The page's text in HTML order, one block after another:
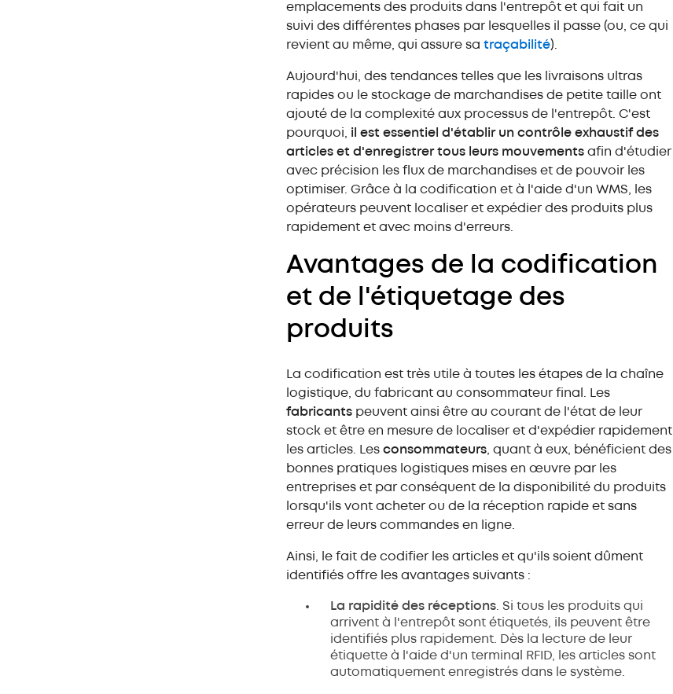
emplacements des produits dans l'entrepôt et qui fait un
suivi des différentes phases par lesquelles il passe (ou, ce qui
revient au même, qui assure sa traçabilité).
Aujourd'hui, des tendances telles que les livraisons ultras
rapides ou le stockage de marchandises de petite taille ont
ajouté de la complexité aux processus de l'entrepôt. C'est
pourquoi, il est essentiel d'établir un contrôle exhaustif des
articles et d'enregistrer tous leurs mouvements afin d'étudier
avec précision les flux de marchandises et de pouvoir les
optimiser. Grâce à la codification et à l'aide d'un WMS, les
opérateurs peuvent localiser et expédier des produits plus
rapidement et avec moins d'erreurs.
Avantages de la codification
et de l'étiquetage des
produits
La codification est très utile à toutes les étapes de la chaîne
logistique, du fabricant au consommateur final. Les
fabricants peuvent ainsi être au courant de l'état de leur
stock et être en mesure de localiser et d'expédier rapidement
les articles. Les consommateurs , quant à eux, bénéficient des
bonnes pratiques logistiques mises en œuvre par les
entreprises et par conséquent de la disponibilité du produits
lorsqu'ils vont acheter ou de la réception rapide et sans
erreur de leurs commandes en ligne.
Ainsi, le fait de codifier les articles et qu'ils soient dûment
identifiés offre les avantages suivants :
La rapidité des réceptions . Si tous les produits qui
arrivent à l'entrepôt sont étiquetés, ils peuvent être
identifiés plus rapidement. Dès la lecture de leur
étiquette à l'aide d'un terminal RFID, les articles sont
automatiquement enregistrés dans le système.